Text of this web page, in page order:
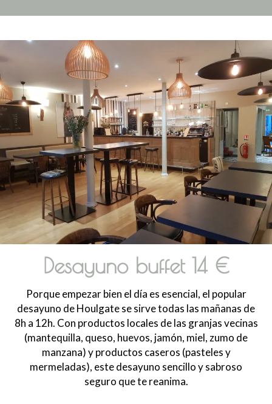
Desayuno buffet 14 €
Porque empezar bien el día es esencial, el popular
desayuno de Houlgate se sirve todas las mañanas de
8h a 12h. Con productos locales de las granjas vecinas
(mantequilla, queso, huevos, jamón, miel, zumo de
manzana) y productos caseros (pasteles y
mermeladas), este desayuno sencillo y sabroso
seguro que te reanima.